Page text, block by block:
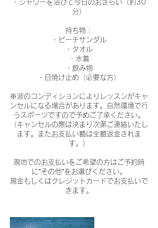
・シャワーを浴びて今日のおさらい（約30
分）
持ち物：
・ビーチサンダル
・タオル
・水着
・飲み物
・日焼け止め（必要な方）
※波のコンディションによりレッスンがキャ
ンセルになる場合があります。自然環境で行
うスポーツですので予めご了承ください。
（キャンセルの際は決まり次第ご連絡いたし
ます。またお支払い額は全額返金されま
す。）
現地でのお支払いをご希望の方はご予約時
に”その他”をお選びください。
現金もしくはクレジットカードでお支払いで
きます。